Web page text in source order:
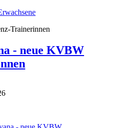
- neue KVBW